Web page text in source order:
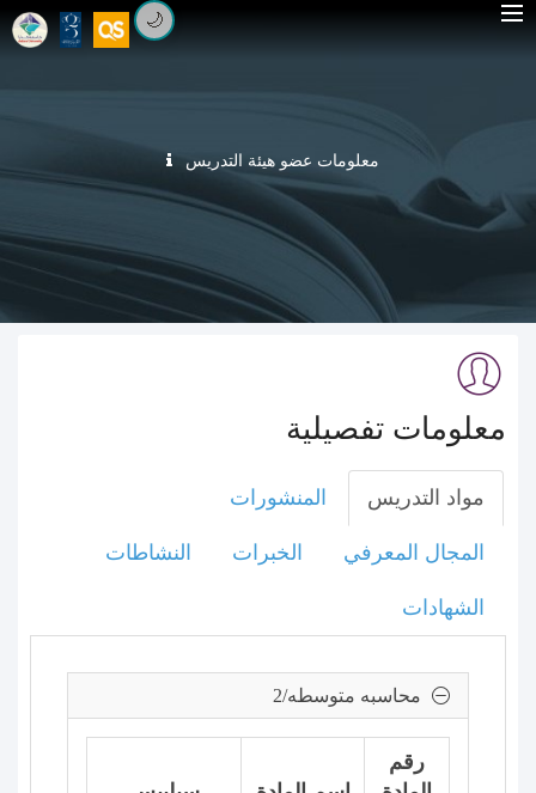
🌙
معلومات عضو هيئة التدريس
معلومات تفصيلية
مواد التدريس المنشورات
المجال المعرفي الخبرات النشاطات
الشهادات
رقم